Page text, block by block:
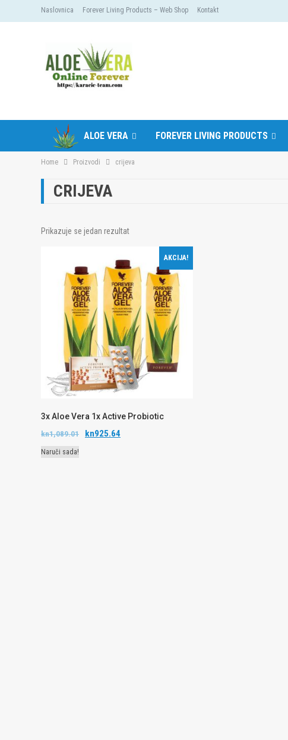
Naslovnica Forever Living Products – Web Shop Kontakt
ALOE VERA FOREVER LIVING PRODUCTS
Home Proizvodi crijeva
CRIJEVA
Prikazuje se jedan rezultat
AKCIJA!
3x Aloe Vera 1x Active Probiotic
kn1,089.01 kn925.64
Naruči sada!